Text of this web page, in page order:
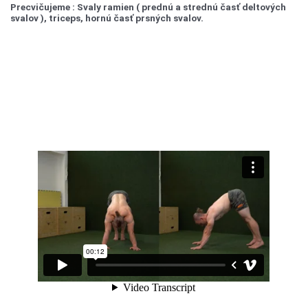
Precvičujeme : Svaly ramien ( prednú a strednú časť deltových
svalov ), triceps, hornú časť prsných svalov.